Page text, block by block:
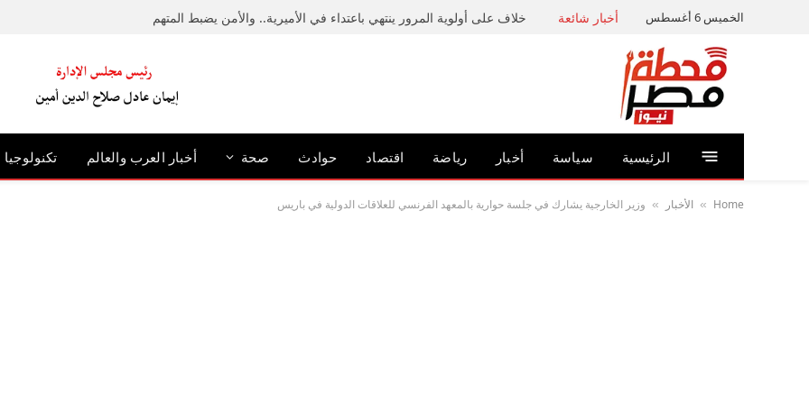
الخميس 6 أغسطس أخبار شائعة خلاف على أولوية المرور ينتهي باعتداء في الأميرية.. والأمن يضبط المتهم
الرئيسية سياسة أخبار رياضة اقتصاد حوادث صحة أخبار العرب والعالم تكنولوجيا
Home
» الأخبار » وزير الخارجية يشارك في جلسة حوارية بالمعهد الفرنسي للعلاقات الدولية في باريس